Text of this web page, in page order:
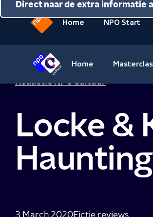
Direct naar de inhoud
Direct naar de hoofdnavigatie
Direct naar de extra informatie
beginpagina
van
Home NPO Start
NPO
Cultuur
Home
Redactie NPO Cultuur
Locke &
3 March 2020Fictie reviews